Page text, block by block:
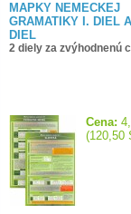
MAPKY NEMECKEJ
GRAMATIKY I. DIEL
DIEL
2 diely za zvýhodnenú
Cena:
(120,50